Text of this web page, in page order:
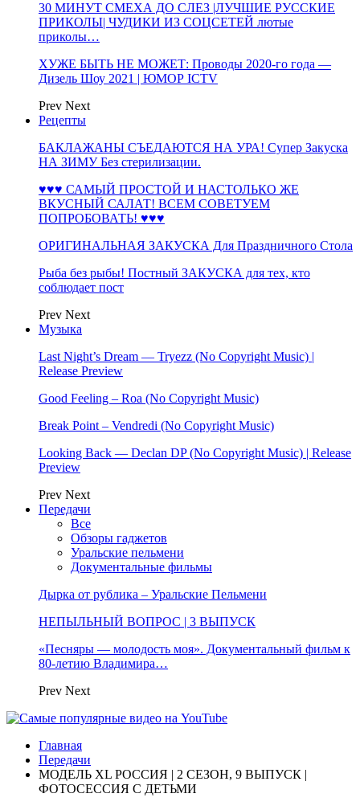
30 МИНУТ СМЕХА ДО СЛЕЗ |ЛУЧШИЕ РУССКИЕ
ПРИКОЛЫ| ЧУДИКИ ИЗ СОЦСЕТЕЙ лютые
приколы…
ХУЖЕ БЫТЬ НЕ МОЖЕТ: Проводы 2020-го года —
Дизель Шоу 2021 | ЮМОР ICTV
Prev Next
Рецепты
БАКЛАЖАНЫ СЪЕДАЮТСЯ НА УРА! Супер Закуска
НА ЗИМУ Без стерилизации.
♥♥♥ САМЫЙ ПРОСТОЙ И НАСТОЛЬКО ЖЕ
ВКУСНЫЙ САЛАТ! ВСЕМ СОВЕТУЕМ
ПОПРОБОВАТЬ! ♥♥♥
ОРИГИНАЛЬНАЯ ЗАКУСКА Для Праздничного Стола
Рыба без рыбы! Постный ЗАКУСКА для тех, кто
соблюдает пост
Prev Next
Музыка
Last Night’s Dream — Tryezz (No Copyright Music) |
Release Preview
Good Feeling – Roa (No Copyright Music)
Break Point – Vendredi (No Copyright Music)
Looking Back — Declan DP (No Copyright Music) | Release
Preview
Prev Next
Передачи
Все
Обзоры гаджетов
Уральские пельмени
Документальные фильмы
Дырка от рублика – Уральские Пельмени
НЕПЫЛЬНЫЙ ВОПРОС | 3 ВЫПУСК
«Песняры — молодость моя». Документальный фильм к
80-летию Владимира…
Prev Next
Главная
Передачи
МОДЕЛЬ XL РОССИЯ | 2 СЕЗОН, 9 ВЫПУСК |
ФОТОСЕССИЯ С ДЕТЬМИ